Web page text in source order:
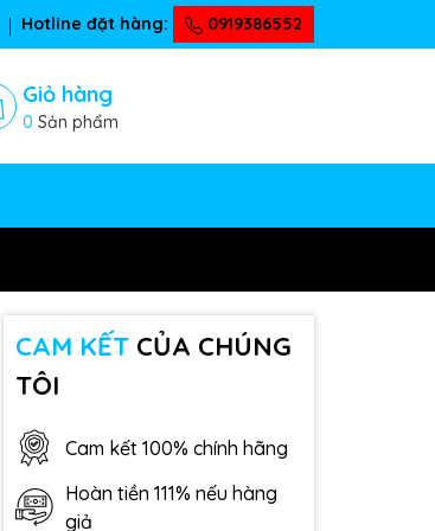
Hotline đặt hàng: 0919386552
Giỏ hàng
0 Sản phẩm
CAM KẾTCỦA CHÚNG
TÔI
Cam kết 100% chính hãng
Hoàn tiền 111% nếu hàng
giả